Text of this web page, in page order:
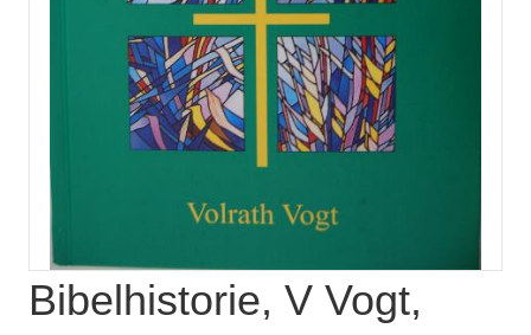
Bibelhistorie, V Vogt,